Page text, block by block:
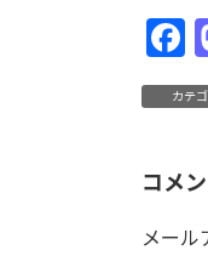
F
e
o
o
カテ
コメ
メール